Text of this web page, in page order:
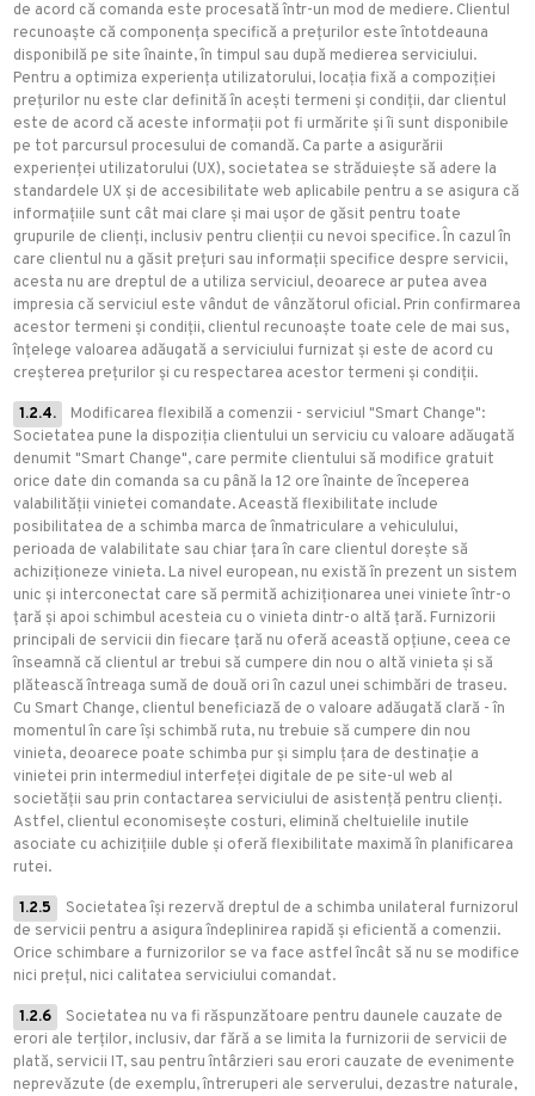
de acord că comanda este procesată într-un mod de mediere. Clientul
recunoaște că componența specifică a prețurilor este întotdeauna
disponibilă pe site înainte, în timpul sau după medierea serviciului.
Pentru a optimiza experiența utilizatorului, locația fixă a compoziției
prețurilor nu este clar definită în acești termeni și condiții, dar clientul
este de acord că aceste informații pot fi urmărite și îi sunt disponibile
pe tot parcursul procesului de comandă. Ca parte a asigurării
experienței utilizatorului (UX), societatea se străduiește să adere la
standardele UX și de accesibilitate web aplicabile pentru a se asigura că
informațiile sunt cât mai clare și mai ușor de găsit pentru toate
grupurile de clienți, inclusiv pentru clienții cu nevoi specifice. În cazul în
care clientul nu a găsit prețuri sau informații specifice despre servicii,
acesta nu are dreptul de a utiliza serviciul, deoarece ar putea avea
impresia că serviciul este vândut de vânzătorul oficial. Prin confirmarea
acestor termeni și condiții, clientul recunoaște toate cele de mai sus,
înțelege valoarea adăugată a serviciului furnizat și este de acord cu
creșterea prețurilor și cu respectarea acestor termeni și condiții.
1.2.4.
Modificarea flexibilă a comenzii - serviciul "Smart Change":
Societatea pune la dispoziția clientului un serviciu cu valoare adăugată
denumit "Smart Change", care permite clientului să modifice gratuit
orice date din comanda sa cu până la 12 ore înainte de începerea
valabilității vinietei comandate. Această flexibilitate include
posibilitatea de a schimba marca de înmatriculare a vehiculului,
perioada de valabilitate sau chiar țara în care clientul dorește să
achiziționeze vinieta. La nivel european, nu există în prezent un sistem
unic și interconectat care să permită achiziționarea unei viniete într-o
țară și apoi schimbul acesteia cu o vinieta dintr-o altă țară. Furnizorii
principali de servicii din fiecare țară nu oferă această opțiune, ceea ce
înseamnă că clientul ar trebui să cumpere din nou o altă vinieta și să
plătească întreaga sumă de două ori în cazul unei schimbări de traseu.
Cu Smart Change, clientul beneficiază de o valoare adăugată clară - în
momentul în care își schimbă ruta, nu trebuie să cumpere din nou
vinieta, deoarece poate schimba pur și simplu țara de destinație a
vinietei prin intermediul interfeței digitale de pe site-ul web al
societății sau prin contactarea serviciului de asistență pentru clienți.
Astfel, clientul economisește costuri, elimină cheltuielile inutile
asociate cu achizițiile duble și oferă flexibilitate maximă în planificarea
rutei.
1.2.5
Societatea își rezervă dreptul de a schimba unilateral furnizorul
de servicii pentru a asigura îndeplinirea rapidă și eficientă a comenzii.
Orice schimbare a furnizorilor se va face astfel încât să nu se modifice
nici prețul, nici calitatea serviciului comandat.
1.2.6
Societatea nu va fi răspunzătoare pentru daunele cauzate de
erori ale terților, inclusiv, dar fără a se limita la furnizorii de servicii de
plată, servicii IT, sau pentru întârzieri sau erori cauzate de evenimente
neprevăzute (de exemplu, întreruperi ale serverului, dezastre naturale,